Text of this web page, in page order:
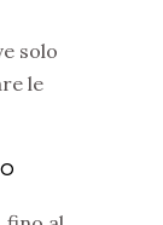
solo
le